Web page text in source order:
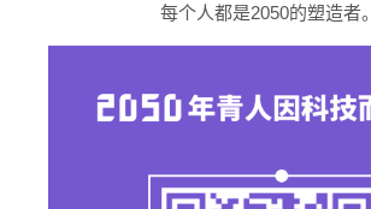
每个人都是2050的塑造者。